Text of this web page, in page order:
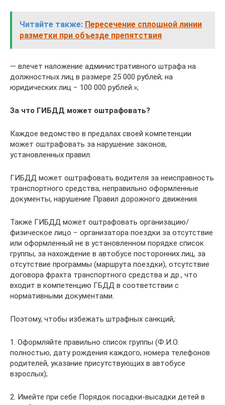
Читайте также: Пересечение сплошной линии
разметки при объезде препятствия
— влечет наложение административного штрафа на
должностных лиц в размере 25 000 рублей; на
юридических лиц − 100 000 рублей.»;
За что ГИБДД может оштрафовать?
Каждое ведомство в предалах своей компетенции
может оштрафовать за нарушение законов,
установленных правил.
ГИБДД может оштрафовать водителя за неисправность
транспортного средства, неправильно оформленные
документы, нарушение Правил дорожного движения.
Также ГИБДД может оштрафовать организацию/
физическое лицо − организатора поездки за отсутствие
или оформленный не в установленном порядке список
группы, за нахождение в автобусе посторонних лиц, за
отсутствие программы (маршрута поездки), отсутствие
договора фрахта транспортного средства и др., что
входит в компетенцию ГБДД в соответствии с
нормативными документами.
Поэтому, чтобы избежать штрафных санкций,:
1. Оформляйте правильно список группы (Ф.И.О.
полностью, дату рождения каждого, номера телефонов
родителей, указание присутствующих в автобусе
взрослых);
2. Имейте при себе Порядок посадки-высадки детей в